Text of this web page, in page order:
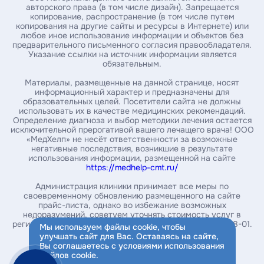
авторского права (в том числе дизайн). Запрещается
копирование, распространение (в том числе путем
копирования на другие сайты и ресурсы в Интернете) или
любое иное использование информации и объектов без
предварительного письменного согласия правообладателя.
Указание ссылки на источник информации является
обязательным.
Материалы, размещенные на данной странице, носят
информационный характер и предназначены для
образовательных целей. Посетители сайта не должны
использовать их в качестве медицинских рекомендаций.
Определение диагноза и выбор методики лечения остается
исключительной прерогативой вашего лечащего врача! ООО
«МедХелп» не несёт ответственности за возможные
негативные последствия, возникшие в результате
использования информации, размещенной на сайте
https://medhelp-cmt.ru/
Администрация клиники принимает все меры по
своевременному обновлению размещенного на сайте
прайс-листа, однако во избежание возможных
недоразумений, советуем уточнять стоимость услуг в
регистратуре или в контакт-центре по телефону 234-08-01.
ИМЕЮТСЯ ПРОТИВОПОКАЗАНИЯ,
Мы используем файлы cookie, чтобы
улучшать сайт для Вас. Оставаясь на сайте,
Вы соглашаетесь с условиями использования
файлов cookie.
Введите номер амбулаторной карты
За какой год / годы вы хотите получить справку *
Укажите почту, на которую нужно выслать справку*
Введите ваш номер телефона
обработки персональных данных
Заказать справку